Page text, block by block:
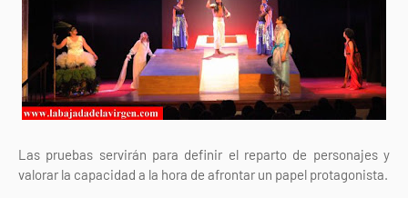
Las pruebas servirán para definir el reparto de personajes y
valorar la capacidad a la hora de afrontar un papel protagonista.